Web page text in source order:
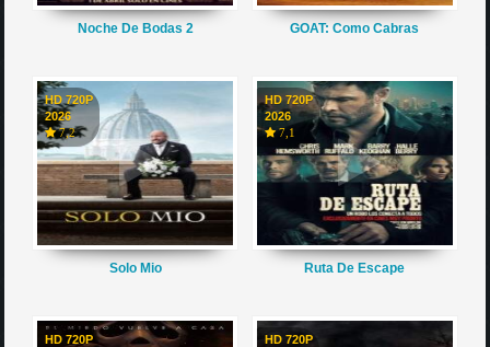
Noche De Bodas 2 GOAT: Como Cabras
HD 720P
2026
7,2
Solo Mio
HD 720P
2026
7,1
Ruta De Escape
HD 720P
HD 720P